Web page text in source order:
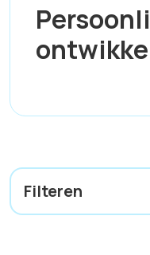
Filteren